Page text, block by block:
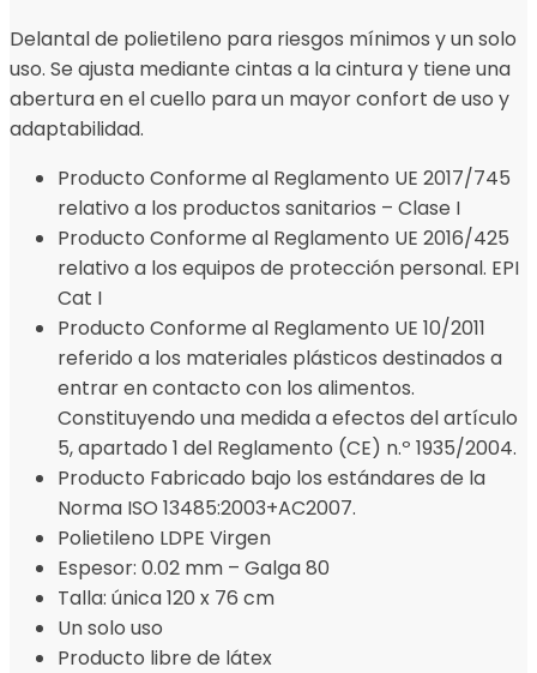
Delantal de polietileno para riesgos mínimos y un solo
uso. Se ajusta mediante cintas a la cintura y tiene una
abertura en el cuello para un mayor confort de uso y
adaptabilidad.
Producto Conforme al Reglamento UE 2017/745
relativo a los productos sanitarios – Clase I
Producto Conforme al Reglamento UE 2016/425
relativo a los equipos de protección personal. EPI
Cat I
Producto Conforme al Reglamento UE 10/2011
referido a los materiales plásticos destinados a
entrar en contacto con los alimentos.
Constituyendo una medida a efectos del artículo
5, apartado 1 del Reglamento (CE) n.º 1935/2004.
Producto Fabricado bajo los estándares de la
Norma ISO 13485:2003+AC2007.
Polietileno LDPE Virgen
Espesor: 0.02 mm – Galga 80
Talla: única 120 x 76 cm
Un solo uso
Producto libre de látex